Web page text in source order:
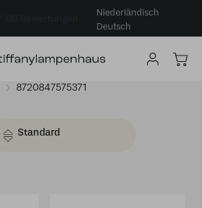
Niederländisch
Deutsch
8720847575371